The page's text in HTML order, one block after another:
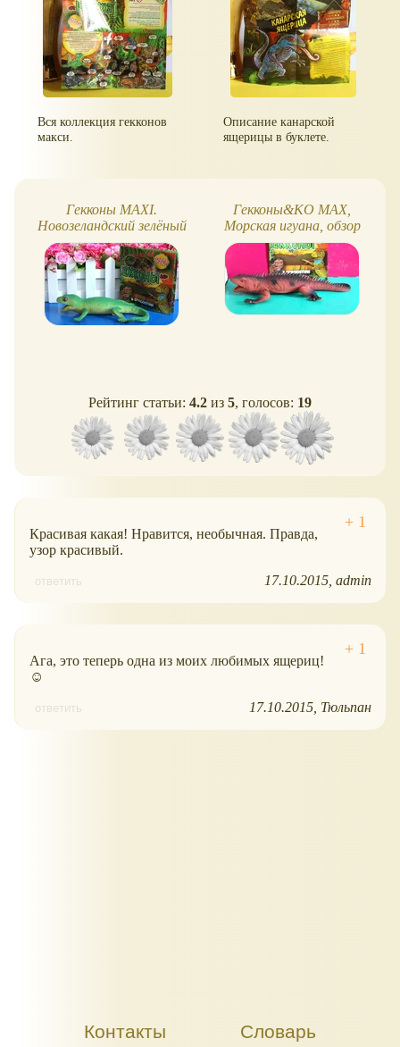
Вся коллекция гекконов
макси.
Описание канарской
ящерицы в буклете.
Гекконы MAXI.
Новозеландский зелёный
геккон
Гекконы&KO MAX,
Морская игуана, обзор
Рейтинг статьи: 4.2 из 5, голосов: 19
Красивая какая! Нравится, необычная. Правда,
узор красивый.
ответить 17.10.2015 admin
Ага, это теперь одна из моих любимых ящериц!
☺
ответить 17.10.2015 Тюльпан
Контакты Словарь